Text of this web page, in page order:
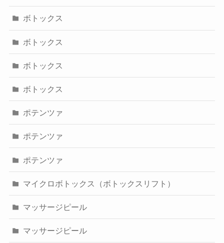
ボトックス
ボトックス
ボトックス
ボトックス
ポテンツァ
ポテンツァ
ポテンツァ
マイクロボトックス（ボトックスリフト）
マッサージピール
マッサージピール